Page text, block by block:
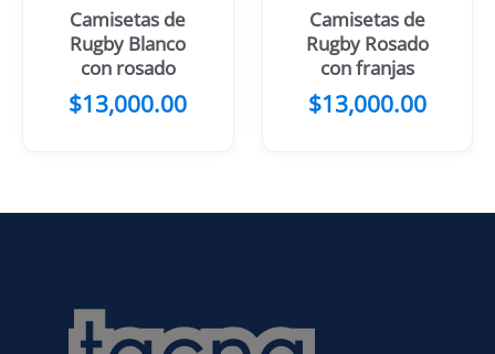
Camisetas de
Rugby Blanco
con rosado
$13,000.00
Camisetas de
Rugby Rosado
con franjas
$13,000.00